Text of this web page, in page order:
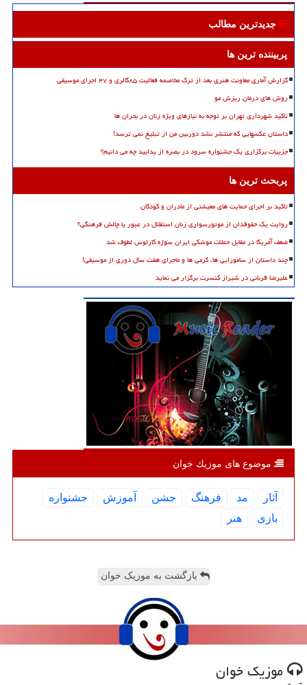
جدیدترین مطالب
پربیننده ترین ها
گزارش آماری معاونت هنری بعد از ترک مخاصمه فعالیت ۸۵گالری و ۴۷ اجرای موسیقی
روش های درمان ریزش مو
تاکید شهرداری تهران بر توجه به نیازهای ویژه زنان در بحران ها
داستان عکسهایی که منتشر نشد دوربین من از تبلیغ نمی ترسد!
جزییات برگزاری یک جشنواره سرود در بصره از یدابید چه می دانیم؟
پربحث ترین ها
تاکید بر اجرای حمایت های معیشتی از مادران و کودکان
روایت یک حقوقدان از موتورسواری زنان استقلال در عبور یا چالش فرهنگی؟
ضعف آمریکا در مقابل حملات موشکی ایران سوژه کارلوس لطوف شد
چند داستان از سامورایی ها، گرمی ها و ماجرای هفت سال دوری از موسیقی!
علیرضا قربانی در شیراز کنسرت برگزار می نماید
موضوع های موزیك خوان
آثار مد فرهنگ جشن آموزش
جشنواره
بازی
هنر
بازگشت به موزیک خوان
موزیك خوان